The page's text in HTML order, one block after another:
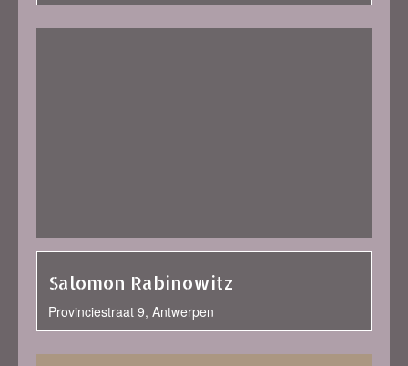
Salomon Rabinowitz
Provinciestraat 9, Antwerpen